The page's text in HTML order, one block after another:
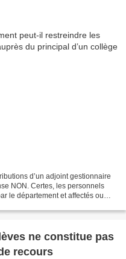
d’un adjoint gestionnaire
NON. Certes, les personnels
le département et affectés ou
ne constitue pas
recours